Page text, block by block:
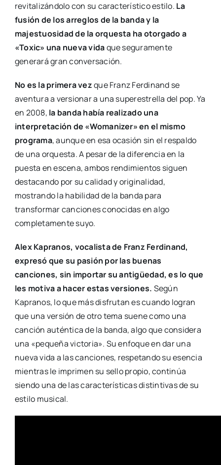
revitalizándolo con su característico estilo. La
fusión de los arreglos de la banda y la
majestuosidad de la orquesta ha otorgado a
«Toxic» una nueva vidaque seguramente
generará gran conversación.
No es la primera vezque Franz Ferdinand se
aventura a versionar a una superestrella del pop. Ya
en 2008, la banda había realizado una
interpretación de «Womanizer» en el mismo
programa, aunque en esa ocasión sin el respaldo
de una orquesta. A pesar de la diferencia en la
puesta en escena, ambos rendimientos siguen
destacando por su calidad y originalidad,
mostrando la habilidad de la banda para
transformar canciones conocidas en algo
completamente suyo.
Alex Kapranos, vocalista de Franz Ferdinand,
expresó que su pasión por las buenas
canciones, sin importar su antigüedad, es lo que
les motiva a hacer estas versiones. Según
Kapranos, lo que más disfrutan es cuando logran
que una versión de otro tema suene como una
canción auténtica de la banda, algo que considera
una «pequeña victoria». Su enfoque en dar una
nueva vida a las canciones, respetando su esencia
mientras le imprimen su sello propio, continúa
siendo una de las características distintivas de su
estilo musical.